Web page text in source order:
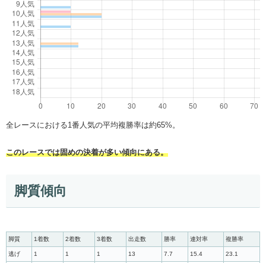
全レースにおける1番人気の平均複勝率は約65%。
このレースでは固めの決着が多い傾向にある。
脚質傾向
脚質 1着数 2着数 3着数 出走数 勝率 連対率 複勝率
逃げ 1 1 1 13 7.7 15.4 23.1